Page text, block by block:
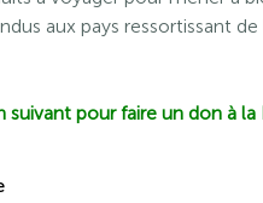
aux pays ressortissant
suivant pour faire un don à